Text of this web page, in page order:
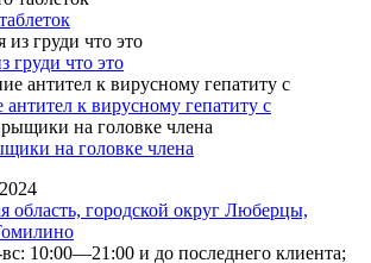
груди что это
к вирусному гепатиту с
на головке члена
область, городской округ Люберцы,
10:00—21:00 и до последнего клиента;